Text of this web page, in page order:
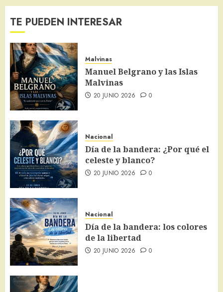
TE PUEDEN INTERESAR
Malvinas
Manuel Belgrano y las Islas
Malvinas
20 JUNIO 2026 0
Nacional
Día de la bandera: ¿Por qué el
celeste y blanco?
20 JUNIO 2026 0
Nacional
Día de la bandera: los colores
de la libertad
20 JUNIO 2026 0